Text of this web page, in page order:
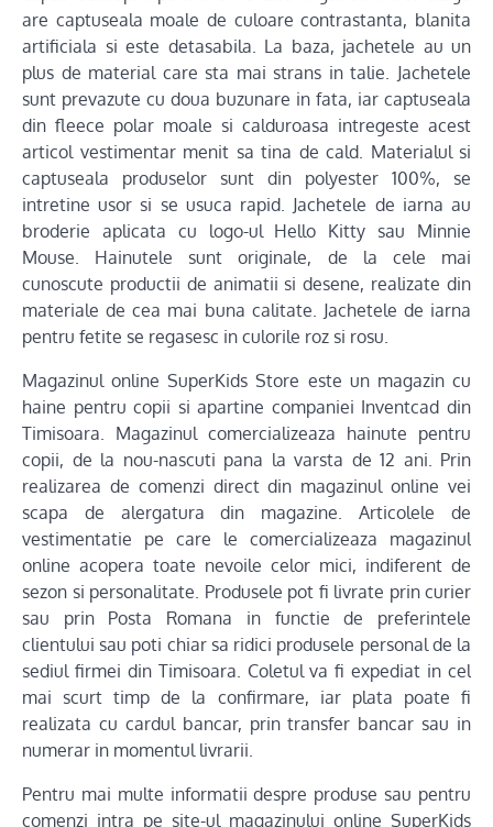
are captuseala moale de culoare contrastanta, blanita
artificiala si este detasabila. La baza, jachetele au un
plus de material care sta mai strans in talie. Jachetele
sunt prevazute cu doua buzunare in fata, iar captuseala
din fleece polar moale si calduroasa intregeste acest
articol vestimentar menit sa tina de cald. Materialul si
captuseala produselor sunt din polyester 100%, se
intretine usor si se usuca rapid. Jachetele de iarna au
broderie aplicata cu logo-ul Hello Kitty sau Minnie
Mouse. Hainutele sunt originale, de la cele mai
cunoscute productii de animatii si desene, realizate din
materiale de cea mai buna calitate. Jachetele de iarna
pentru fetite se regasesc in culorile roz si rosu.
Magazinul online SuperKids Store este un magazin cu
haine pentru copii si apartine companiei Inventcad din
Timisoara. Magazinul comercializeaza hainute pentru
copii, de la nou-nascuti pana la varsta de 12 ani. Prin
realizarea de comenzi direct din magazinul online vei
scapa de alergatura din magazine. Articolele de
vestimentatie pe care le comercializeaza magazinul
online acopera toate nevoile celor mici, indiferent de
sezon si personalitate. Produsele pot fi livrate prin curier
sau prin Posta Romana in functie de preferintele
clientului sau poti chiar sa ridici produsele personal de la
sediul firmei din Timisoara. Coletul va fi expediat in cel
mai scurt timp de la confirmare, iar plata poate fi
realizata cu cardul bancar, prin transfer bancar sau in
numerar in momentul livrarii.
Pentru mai multe informatii despre produse sau pentru
comenzi intra pe site-ul magazinului online SuperKids